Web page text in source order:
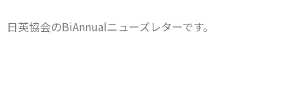
日英協会のBiAnnualニューズレターです。